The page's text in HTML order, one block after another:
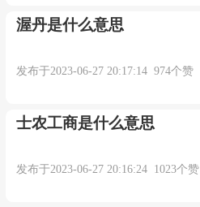
渥丹是什么意思
发布于2023-06-27 20:17:14 974个赞
士农工商是什么意思
发布于2023-06-27 20:16:24 1023个赞